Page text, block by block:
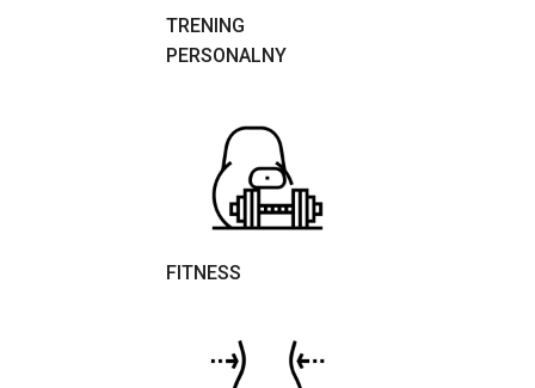
TRENING
PERSONALNY
FITNESS